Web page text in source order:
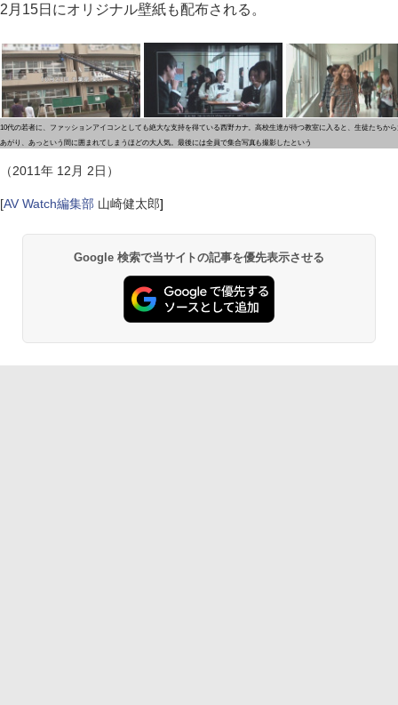
2月15日にオリジナル壁紙も配布される。
10代の若者に、ファッションアイコンとしても絶大な支持を得ている西野カナ。高校生達が待つ教室に入ると、生徒たちか
あがり、あっという間に囲まれてしまうほどの大人気。最後には全員で集合写真も撮影したという
（2011年 12月 2日）
[AV Watch編集部 山崎健太郎]
Google 検索で当サイトの記事を優先表示させる